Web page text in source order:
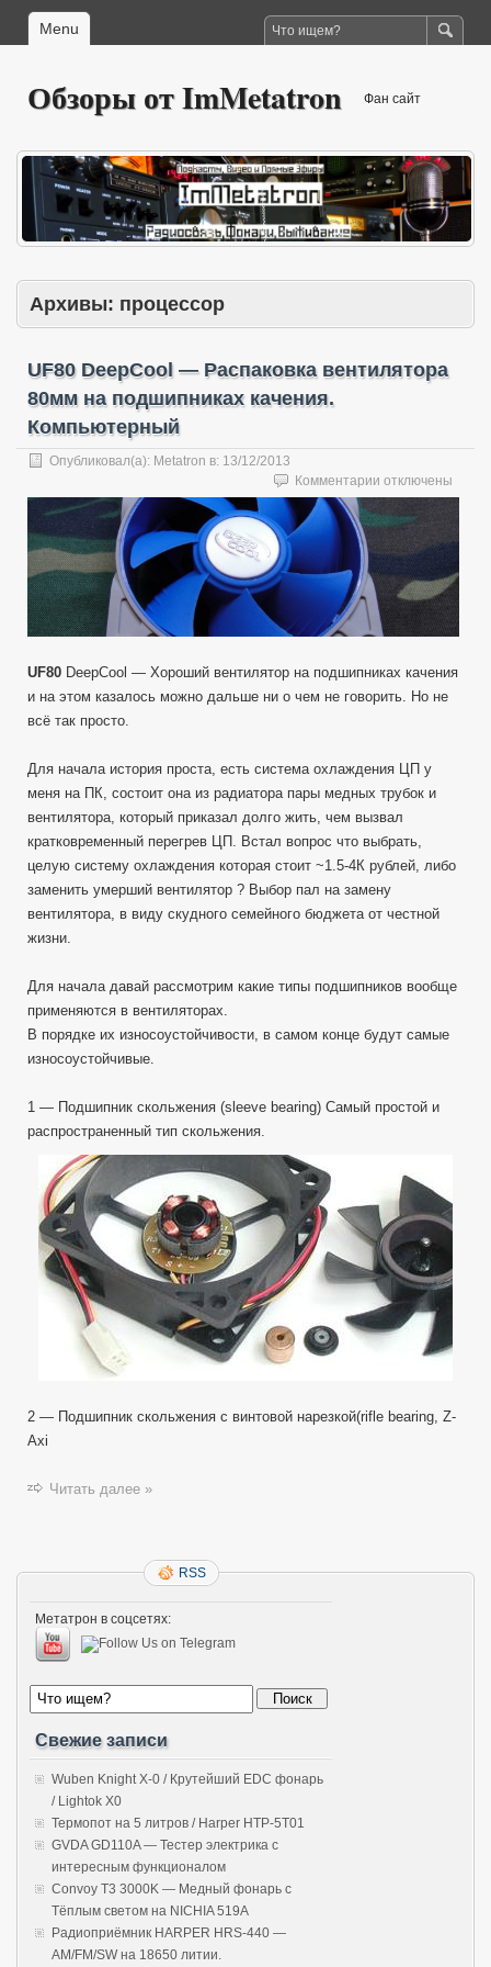
Menu
Обзоры от ImMetatron Фан сайт
Архивы: процессор
UF80 DeepCool — Распаковка вентилятора
80мм на подшипниках качения.
Компьютерный
Опубликовал(а): Metatron в: 13/12/2013
Комментарии к
записи
UF80
DeepCool
—
Распаковка
вентилятора
80мм
на
качения.
Компьютерный
отключены
UF80 DeepCool — Хороший вентилятор на подшипниках качения
и на этом казалось можно дальше ни о чем не говорить. Но не
всё так просто.
Для начала история проста, есть система охлаждения ЦП у
меня на ПК, состоит она из радиатора пары медных трубок и
вентилятора, который приказал долго жить, чем вызвал
кратковременный перегрев ЦП. Встал вопрос что выбрать,
целую систему охлаждения которая стоит ~1.5-4К рублей, либо
заменить умерший вентилятор ? Выбор пал на замену
вентилятора, в виду скудного семейного бюджета от честной
жизни.
Для начала давай рассмотрим какие типы подшипников вообще
применяются в вентиляторах.
В порядке их износоустойчивости, в самом конце будут самые
износоустойчивые.
1 — Подшипник скольжения (sleeve bearing) Самый простой и
распространенный тип скольжения.
2 — Подшипник скольжения c винтовой нарезкой(rifle bearing, Z-
Axi
Читать далее »
RSS
Метатрон в соцсетях:
Свежие записи
Wuben Knight X-0 / Крутейший EDC фонарь
/ Lightok X0
Термопот на 5 литров / Harper HTP-5T01
GVDA GD110A — Тестер электрика с
интересным функционалом
Convoy T3 3000K — Медный фонарь с
Тёплым светом на NICHIA 519A
Радиоприёмник HARPER HRS-440 —
AM/FM/SW на 18650 литии.